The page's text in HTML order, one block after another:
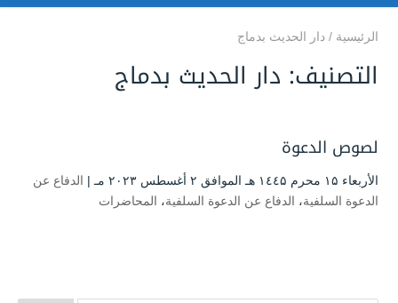
الرئيسية / دار الحديث بدماج
التصنيف: دار الحديث بدماج
لصوص الدعوة
الأربعاء ۱۵ محرم ۱٤٤۵ هـ الموافق ۲ أغسطس ۲۰۲۳ مـ |
الدفاع عن
الدعوة السلفية، الدفاع عن الدعوة السلفية، المحاضرات